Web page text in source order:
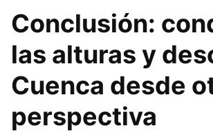
Conclusión:
las alturas y
Cuenca desde
perspectiva